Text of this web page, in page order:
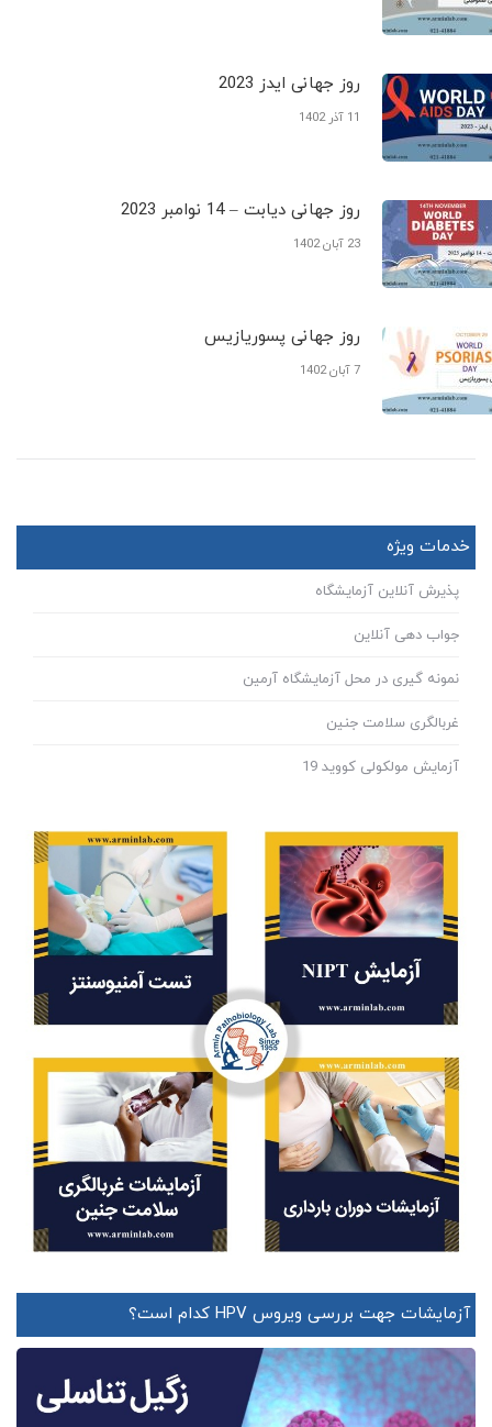
روز جهانی ایدز 2023
11 آذر 1402
روز جهانی دیابت – 14 نوامبر 2023
23 آبان 1402
روز جهانی پسوریازیس
7 آبان 1402
خدمات ویژه
پذیرش آنلاین آزمایشگاه
جواب دهی آنلاین
نمونه گیری در محل آزمایشگاه آرمین
غربالگری سلامت جنین
آزمایش مولکولی کووید 19
آزمایشات جهت بررسی ویروس HPV کدام است؟